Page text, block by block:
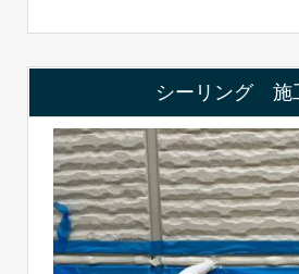
シーリング 施